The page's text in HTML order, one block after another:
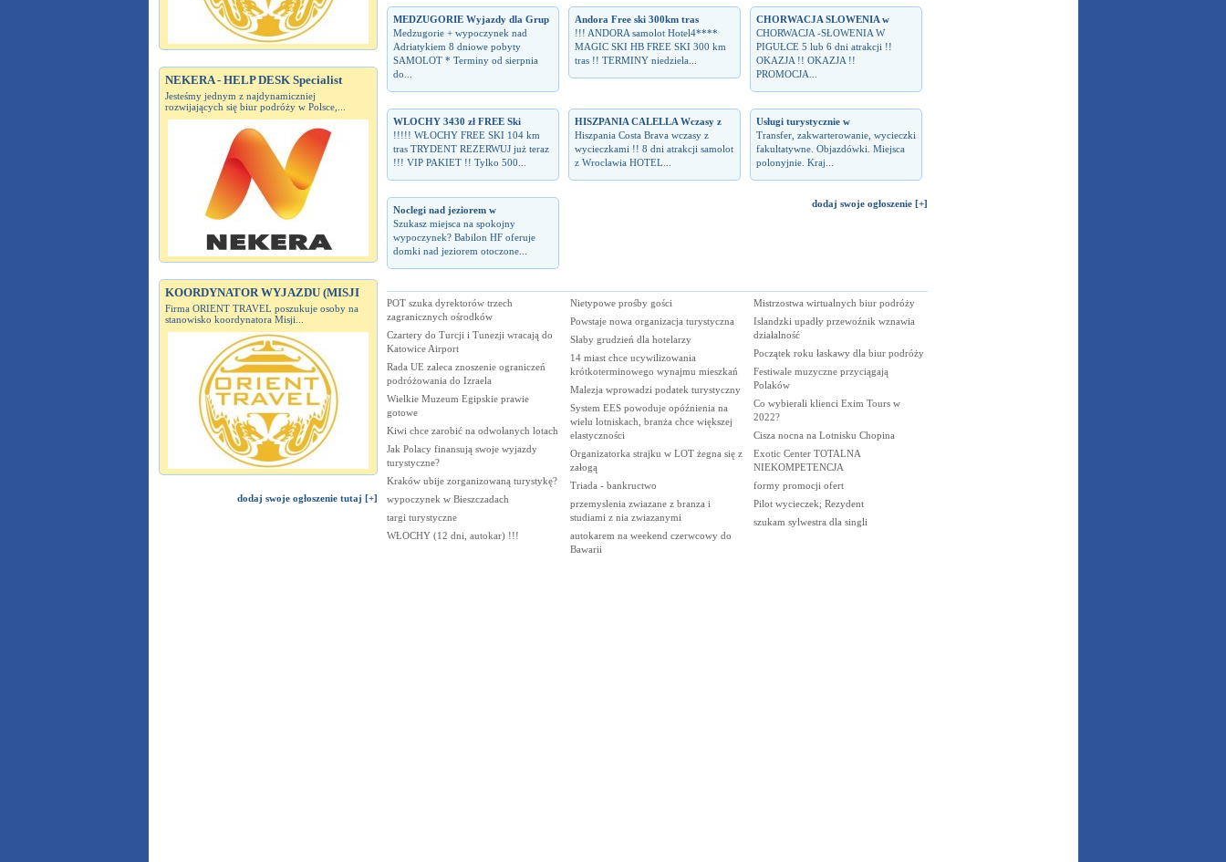
NEKERA - HELP DESK Specialist
Jesteśmy jednym z najdynamiczniej
rozwijających się biur podróży w Polsce,...
KOORDYNATOR WYJAZDU (MISJI
Firma ORIENT TRAVEL poszukuje osoby na
stanowisko koordynatora Misji...
dodaj swoje ogłoszenie tutaj [+]
MEDZUGORIE Wyjazdy dla Grup
Medzugorie + wypoczynek nad
Adriatykiem 8 dniowe pobyty
SAMOLOT * Terminy od sierpnia
do...
Andora Free ski 300km tras
!!! ANDORA samolot Hotel4****
MAGIC SKI HB FREE SKI 300 km
tras !! TERMINY niedziela...
CHORWACJA SLOWENIA w
CHORWACJA -SŁOWENIA W
PIGUŁCE 5 lub 6 dni atrakcji !!
OKAZJA !! OKAZJA !!
PROMOCJA...
WLOCHY 3430 zł FREE Ski
!!!!! WŁOCHY FREE SKI 104 km
tras TRYDENT REZERWUJ już teraz
!!! VIP PAKIET !! Tylko 500...
HISZPANIA CALELLA Wczasy z
Hiszpania Costa Brava wczasy z
wycieczkami !! 8 dni atrakcji samolot
z Wroclawia HOTEL...
Usługi turystycznie w
Transfer, zakwarterowanie, wycieczki
fakultatywne. Objazdówki. Miejsca
polonyjnie. Kraj...
Noclegi nad jeziorem w
Szukasz miejsca na spokojny
wypoczynek? Babilon HF oferuje
domki nad jeziorem otoczone...
dodaj swoje ogłoszenie [+]
POT szuka dyrektorów trzech
zagranicznych ośrodków
Czartery do Turcji i Tunezji wracają do
Katowice Airport
Rada UE zaleca znoszenie ograniczeń
podróżowania do Izraela
Wielkie Muzeum Egipskie prawie
gotowe
Kiwi chce zarobić na odwołanych lotach
Jak Polacy finansują swoje wyjazdy
turystyczne?
Kraków ubije zorganizowaną turystykę?
wypoczynek w Bieszczadach
targi turystyczne
WŁOCHY (12 dni, autokar) !!!
Nietypowe prośby gości
Powstaje nowa organizacja turystyczna
Słaby grudzień dla hotelarzy
14 miast chce ucywilizowania
krótkoterminowego wynajmu mieszkań
Malezja wprowadzi podatek turystyczny
System EES powoduje opóźnienia na
wielu lotniskach, branża chce większej
elastyczności
Organizatorka strajku w LOT żegna się z
załogą
Triada - bankructwo
przemyslenia zwiazane z branza i
studiami z nia zwiazanymi
autokarem na weekend czerwcowy do
Bawarii
Mistrzostwa wirtualnych biur podróży
Islandzki upadły przewoźnik wznawia
działalność
Początek roku łaskawy dla biur podróży
Festiwale muzyczne przyciągają
Polaków
Co wybierali klienci Exim Tours w
2022?
Cisza nocna na Lotnisku Chopina
Exotic Center TOTALNA
NIEKOMPETENCJA
formy promocji ofert
Pilot wycieczek; Rezydent
szukam sylwestra dla singli